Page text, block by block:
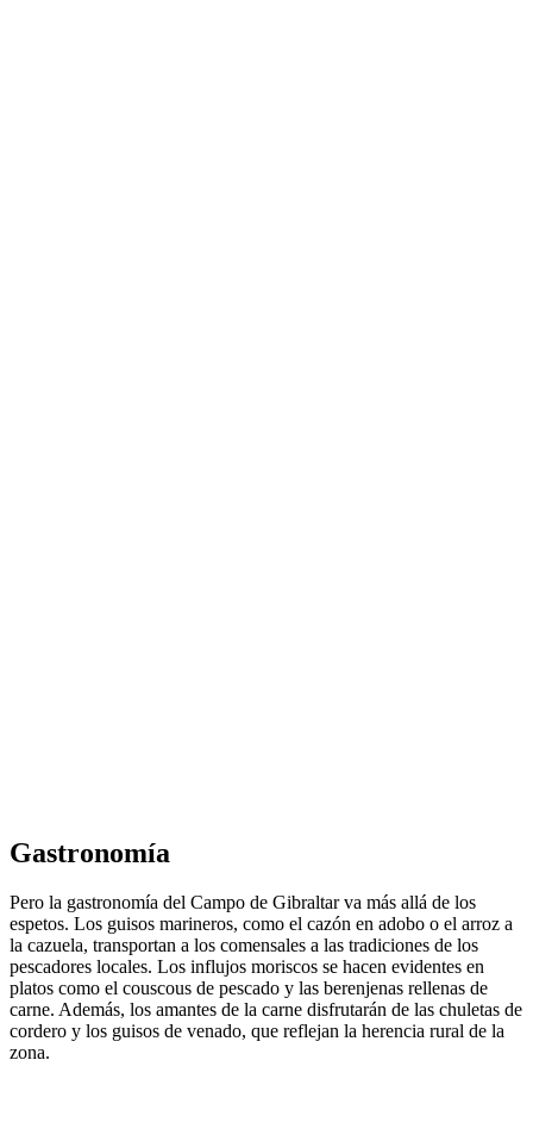
Gastronomía
Pero la gastronomía del Campo de Gibraltar va más allá de los
espetos. Los guisos marineros, como el cazón en adobo o el arroz a
la cazuela, transportan a los comensales a las tradiciones de los
pescadores locales. Los influjos moriscos se hacen evidentes en
platos como el couscous de pescado y las berenjenas rellenas de
carne. Además, los amantes de la carne disfrutarán de las chuletas de
cordero y los guisos de venado, que reflejan la herencia rural de la
zona.